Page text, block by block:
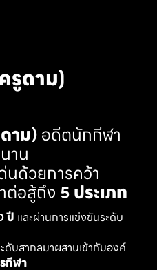
รูดาม)
าม)อดีตนักกีฬา
าน
นด้วยการคว้า
ต่อสู้ถึง 5 ประเภท
ปี และผ่านการแข่งขันระดับ
ดับสากลมาผสานเข้ากับองค์
กีฬา